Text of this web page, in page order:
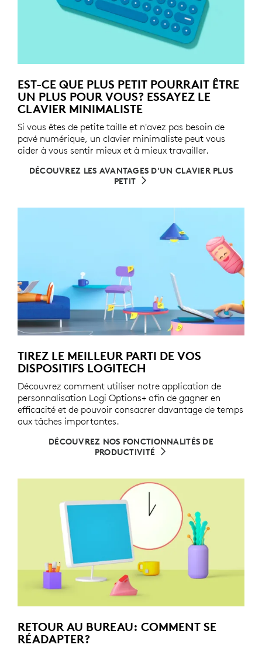
EST-CE QUE PLUS PETIT POURRAIT ÊTRE
UN PLUS POUR VOUS? ESSAYEZ LE
CLAVIER MINIMALISTE
Si vous êtes de petite taille et n'avez pas besoin de
pavé numérique, un clavier minimaliste peut vous
aider à vous sentir mieux et à mieux travailler.
DÉCOUVREZ LES AVANTAGES D'UN CLAVIER PLUS
PETIT
TIREZ LE MEILLEUR PARTI DE VOS
DISPOSITIFS LOGITECH
Découvrez comment utiliser notre application de
personnalisation Logi Options+ afin de gagner en
efficacité et de pouvoir consacrer davantage de temps
aux tâches importantes.
DÉCOUVREZ NOS FONCTIONNALITÉS DE
PRODUCTIVITÉ
RETOUR AU BUREAU: COMMENT SE
RÉADAPTER?